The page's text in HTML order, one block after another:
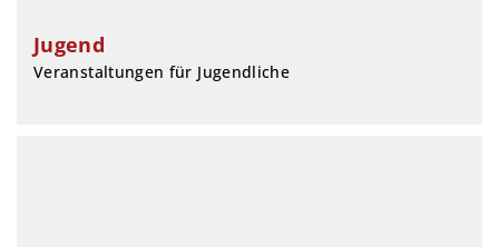
Jugend
Veranstaltungen für Jugendliche